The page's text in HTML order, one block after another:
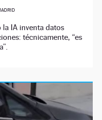
IA inventa datos
técnicamente, “es